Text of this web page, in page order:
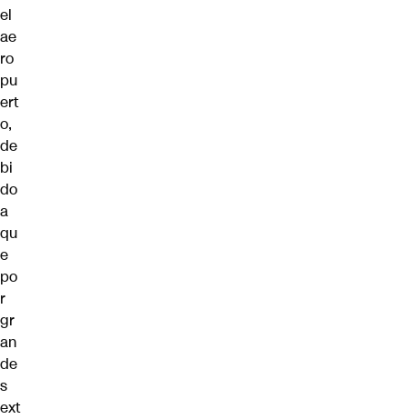
el
ae
ro
pu
ert
o,
de
bi
do
a
qu
e
po
r
gr
an
de
s
ext